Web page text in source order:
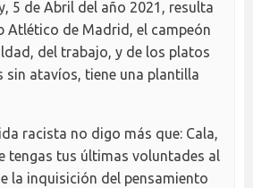
5 de Abril del año 2021, resulta
Atlético de Madrid, el campeón
del trabajo, y de los platos
sin atavíos, tiene una plantilla
racista no digo más que: Cala,
tengas tus últimas voluntades al
la inquisición del pensamiento